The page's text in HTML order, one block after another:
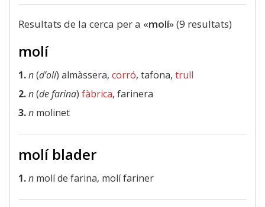
Resultats de la cerca per a «molí» (9 resultats)
molí
1.n(d’olí) almàssera, corró, tafona, trull
2.n(de farina) fàbrica, farinera
3.n molinet
molí blader
1.n molí de farina, molí fariner